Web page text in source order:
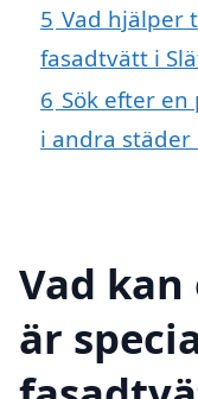
5 Vad hjälper
fasadtvätt i
6 Sök efter
i andra
Vad
är